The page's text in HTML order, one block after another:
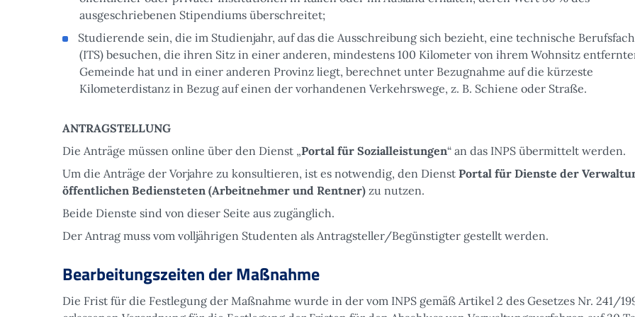
ausgeschriebenen Stipendiums überschreitet;
Studierende sein, die im Studienjahr, auf das die Ausschreibung sich bezieht, eine technische
(ITS) besuchen, die ihren Sitz in einer anderen, mindestens 100 Kilometer von ihrem Wohnsitz
Gemeinde hat und in einer anderen Provinz liegt, berechnet unter Bezugnahme auf die kürzeste
Kilometerdistanz in Bezug auf einen der vorhandenen Verkehrswege, z. B. Schiene oder Straße.
ANTRAGSTELLUNG
Die Anträge müssen online über den Dienst „Portal für Sozialleistungen“ an das INPS übermittelt werden.
Um die Anträge der Vorjahre zu konsultieren, ist es notwendig, den Dienst Portal für Dienste der
öffentlichen Bediensteten (Arbeitnehmer und Rentner) zu nutzen.
Beide Dienste sind von dieser Seite aus zugänglich.
Der Antrag muss vom volljährigen Studenten als Antragsteller/Begünstigter gestellt werden.
Bearbeitungszeiten der Maßnahme
Die Frist für die Festlegung der Maßnahme wurde in der vom INPS gemäß Artikel 2 des Gesetzes Nr. 241/